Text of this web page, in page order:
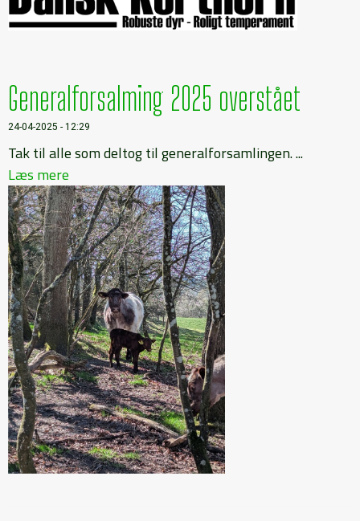
Generalforsalming 2025 overstået
24-04-2025 - 12:29
Tak til alle som deltog til generalforsamlingen. ...
Læs mere